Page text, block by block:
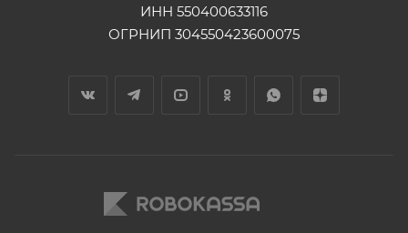
ИНН 550400633116
ОГРНИП 304550423600075